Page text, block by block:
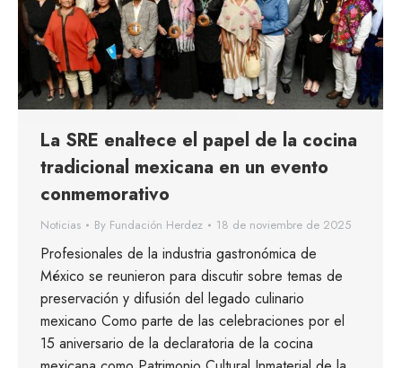
La SRE enaltece el papel de la cocina
tradicional mexicana en un evento
conmemorativo
Noticias By Fundación Herdez 18 de noviembre de 2025
Profesionales de la industria gastronómica de
México se reunieron para discutir sobre temas de
preservación y difusión del legado culinario
mexicano Como parte de las celebraciones por el
15 aniversario de la declaratoria de la cocina